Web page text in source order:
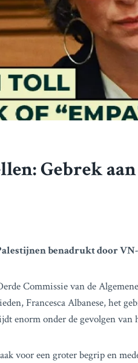
Gebrek
benadrukt door
Commissie van de
Francesca Albanese, het
enorm onder de gevolgen
voor een groter begrip en